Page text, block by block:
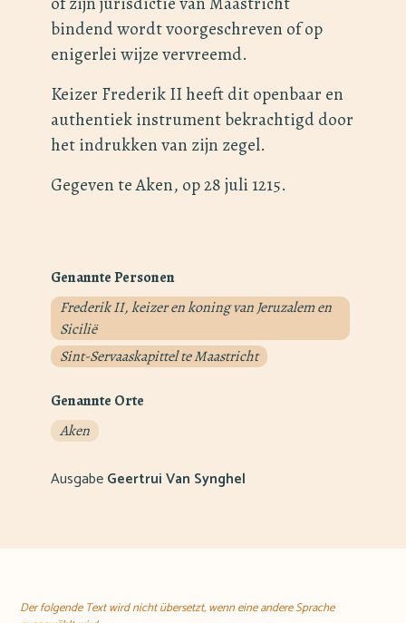
bindend wordt voorgeschreven of op
enigerlei wijze vervreemd.
Keizer Frederik II heeft dit openbaar en
authentiek instrument bekrachtigd door
het indrukken van zijn zegel.
Gegeven te Aken, op 28 juli 1215.
Genannte Personen
Frederik II, keizer en koning van Jeruzalem en
Sicilië
Sint-Servaaskapittel te Maastricht
Genannte Orte
Aken
AusgabeGeertrui Van Synghel
Der folgende Text wird nicht übersetzt, wenn eine andere Sprache